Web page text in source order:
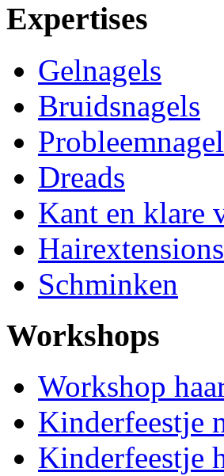
Expertises
Gelnagels
Bruidsnagels
Dreads
Kant en klare
Hairextensions
Schminken
Workshops
Workshop
Kinderfeestje
Kinderfeestje